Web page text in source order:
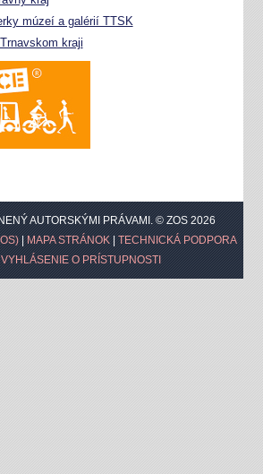
múzeí a galérií TTSK
kraji
AUTORSKÝMI PRÁVAMI. © ZOS 2026
MAPA STRÁNOK
TECHNICKÁ PODPORA
VYHLÁSENIE O PRÍSTUPNOSTI